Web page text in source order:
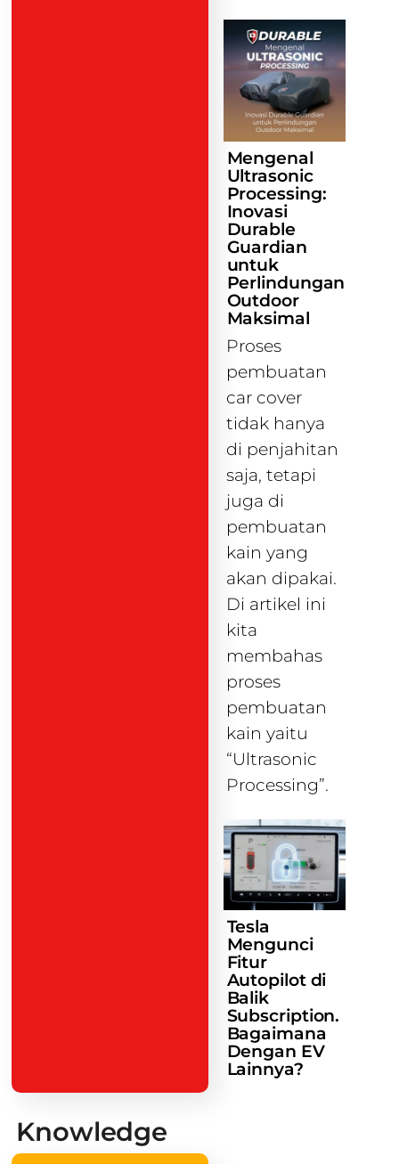
Mengenal
Ultrasonic
Processing:
Inovasi
Durable
Guardian
untuk
Perlindungan
Outdoor
Maksimal
Proses
pembuatan
car cover
tidak hanya
di penjahitan
saja, tetapi
juga di
pembuatan
kain yang
akan dipakai.
Di artikel ini
kita
membahas
proses
pembuatan
kain yaitu
“Ultrasonic
Processing”.
Tesla
Mengunci
Fitur
Autopilot di
Balik
Subscription.
Bagaimana
Dengan EV
Lainnya?
Knowledge